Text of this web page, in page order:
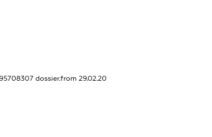
dossier.from 29.02.20